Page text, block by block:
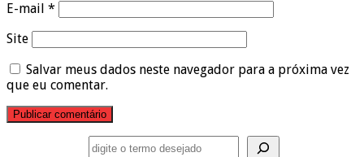
E-mail *
Site
Salvar meus dados neste navegador para a próxima vez
que eu comentar.